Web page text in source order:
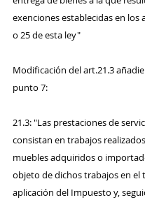
exenciones establecidas en los
o 25 de esta ley"
Modificación del art.21.3
punto 7:
21.3: "Las prestaciones de
consistan en trabajos
muebles adquiridos o
objeto de dichos trabajos en el
aplicación del Impuesto y,